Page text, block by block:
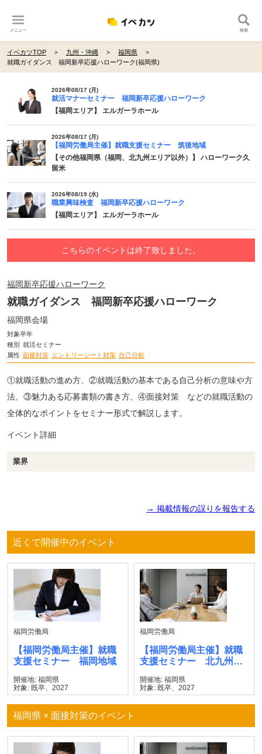
メニュー 検索
イベカツTOP 九州・沖縄
福岡県
就職ガイダンス 福岡新卒応援ハローワーク(福岡県)
2026年08/17 (月)
就活マナーセミナー 福岡新卒応援ハローワーク
【福岡エリア】 エルガーラホール
2026年08/17 (月)
【福岡労働局主催】就職支援セミナー 筑後地域
【その他福岡県（福岡、北九州エリア以外）】 ハローワーク久
留米
2026年08/19 (水)
職業興味検査 福岡新卒応援ハローワーク
【福岡エリア】 エルガーラホール
こちらのイベントは終了致しました。
福岡新卒応援ハローワーク
就職ガイダンス 福岡新卒応援ハローワーク
福岡県会場
対象卒年
種別 就活セミナー
属性 面接対策 エントリーシート対策 自己分析
①就職活動の進め方、②就職活動の基本である自己分析の意味や方
法、③魅力ある応募書類の書き方、④面接対策 などの就職活動の
全体的なポイントをセミナー形式で解説します。
イベント詳細
業界
→ 掲載情報の誤りを報告する
近くで開催中のイベント
福岡労働局
【福岡労働局主催】就職
支援セミナー 福岡地域
開催地: 福岡県
対象: 既卒、2027
福岡労働局
【福岡労働局主催】就職
支援セミナー 北九州地
開催地: 福岡県
対象: 既卒、2027
福岡県 × 面接対策のイベント